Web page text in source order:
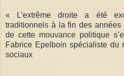
« L’extrême droite a été
traditionnels à la fin des
de cette mouvance politique
Fabrice Epelboin spécialiste du
sociaux